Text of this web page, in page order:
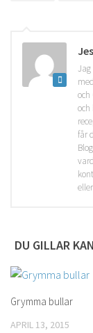
och
får
DU GILLAR
Grymma bullar
APRIL 13, 2015